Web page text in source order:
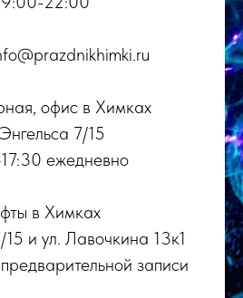
офис в Химках
7/15
ежедневно
в Химках
15 и ул. Лавочкина 13к1
записи